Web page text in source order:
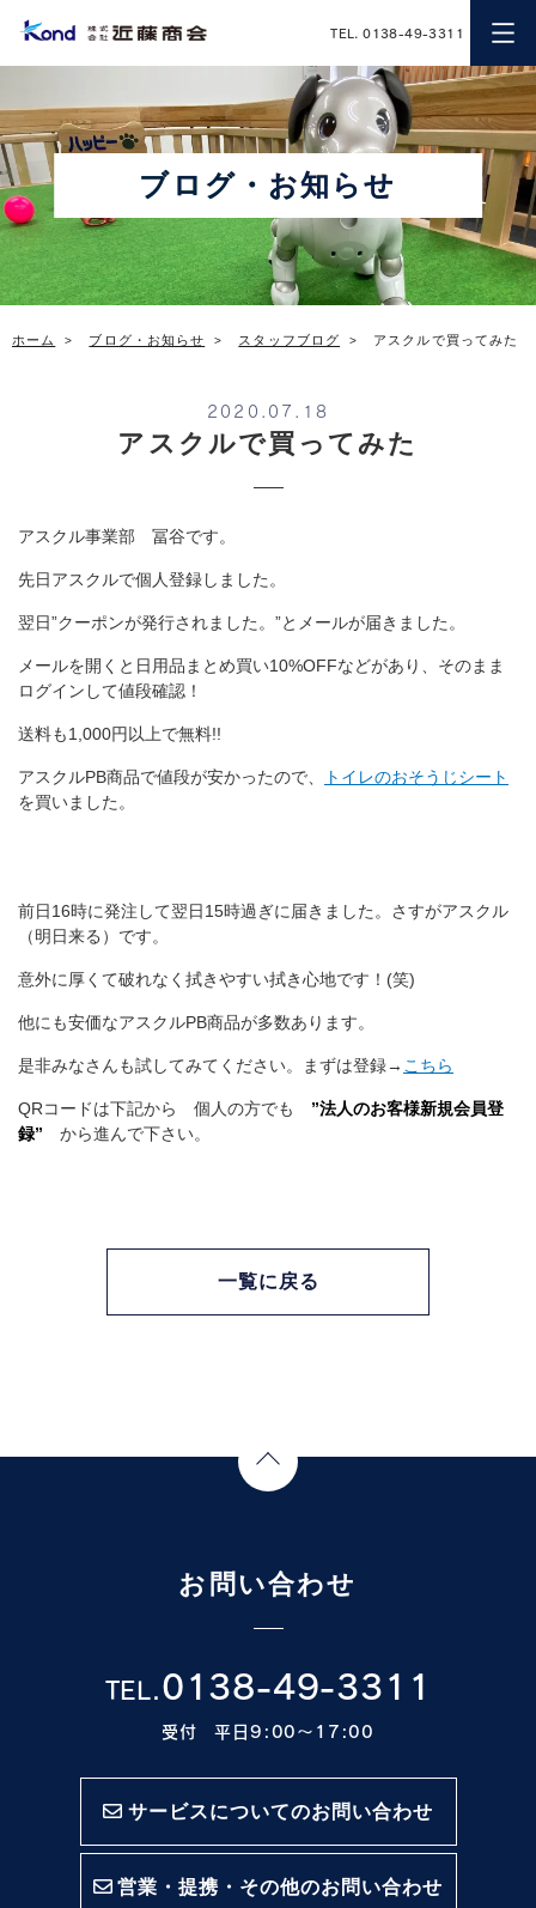
近藤商会
TEL. 0138-49-3311
ブログ・お知らせ
ホーム ブログ・お知らせ スタッフブログ アスクルで買ってみた
2020.07.18
アスクルで買ってみた
アスクル事業部 冨谷です。
先日アスクルで個人登録しました。
翌日”クーポンが発行されました。”とメールが届きました。
メールを開くと日用品まとめ買い10%OFFなどがあり、そのまま
ログインして値段確認！
送料も1,000円以上で無料!!
アスクルPB商品で値段が安かったので、
トイレのおそうじシート
を買いました。
前日16時に発注して翌日15時過ぎに届きました。さすがアスクル
（明日来る）です。
意外に厚くて破れなく拭きやすい拭き心地です！(笑)
他にも安価なアスクルPB商品が多数あります。
是非みなさんも試してみてください。まずは登録→ こちら
QRコードは下記から 個人の方でも ”法人のお客様新規会員登
録” から進んで下さい。
一覧に戻る
お問い合わせ
TEL.0138-49-3311
受付 平日9:00〜17:00
サービスについてのお問い合わせ
営業・提携・その他のお問い合わせ